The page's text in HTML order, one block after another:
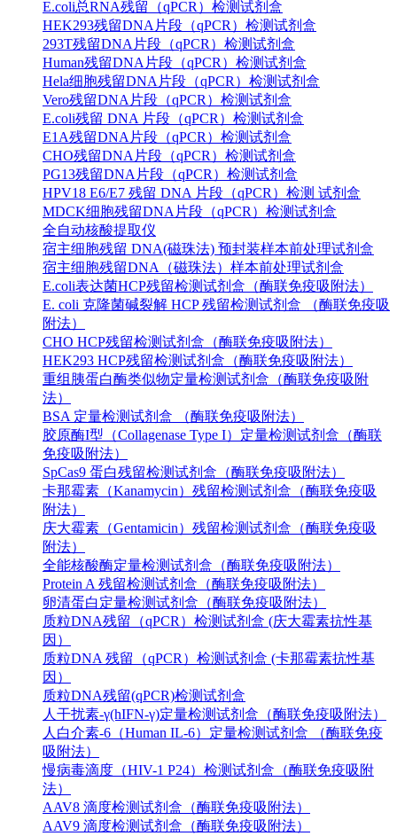
E.coli总RNA残留（qPCR）检测试剂盒
HEK293残留DNA片段（qPCR）检测试剂盒
293T残留DNA片段（qPCR）检测试剂盒
Human残留DNA片段（qPCR）检测试剂盒
Hela细胞残留DNA片段（qPCR）检测试剂盒
Vero残留DNA片段（qPCR）检测试剂盒
E.coli残留 DNA 片段（qPCR）检测试剂盒
E1A残留DNA片段（qPCR）检测试剂盒
CHO残留DNA片段（qPCR）检测试剂盒
PG13残留DNA片段（qPCR）检测试剂盒
HPV18 E6/E7 残留 DNA 片段（qPCR）检测 试剂盒
MDCK细胞残留DNA片段（qPCR）检测试剂盒
全自动核酸提取仪
宿主细胞残留 DNA(磁珠法) 预封装样本前处理试剂盒
宿主细胞残留DNA（磁珠法）样本前处理试剂盒
E.coli表达菌HCP残留检测试剂盒（酶联免疫吸附法）
E. coli 克隆菌碱裂解 HCP 残留检测试剂盒 （酶联免疫吸
附法）
CHO HCP残留检测试剂盒（酶联免疫吸附法）
HEK293 HCP残留检测试剂盒（酶联免疫吸附法）
重组胰蛋白酶类似物定量检测试剂盒（酶联免疫吸附
法）
BSA 定量检测试剂盒 （酶联免疫吸附法）
胶原酶I型（Collagenase Type I）定量检测试剂盒（酶联
免疫吸附法）
SpCas9 蛋白残留检测试剂盒（酶联免疫吸附法）
卡那霉素（Kanamycin）残留检测试剂盒（酶联免疫吸
附法）
庆大霉素（Gentamicin）残留检测试剂盒（酶联免疫吸
附法）
全能核酸酶定量检测试剂盒（酶联免疫吸附法）
Protein A 残留检测试剂盒（酶联免疫吸附法）
卵清蛋白定量检测试剂盒（酶联免疫吸附法）
质粒DNA残留（qPCR）检测试剂盒 (庆大霉素抗性基
因）
质粒DNA 残留（qPCR）检测试剂盒 (卡那霉素抗性基
因）
质粒DNA残留(qPCR)检测试剂盒
人干扰素-γ(hIFN-γ)定量检测试剂盒（酶联免疫吸附法）
人白介素-6（Human IL-6）定量检测试剂盒 （酶联免疫
吸附法）
慢病毒滴度（HIV-1 P24）检测试剂盒（酶联免疫吸附
法）
AAV8 滴度检测试剂盒（酶联免疫吸附法）
AAV9 滴度检测试剂盒（酶联免疫吸附法）